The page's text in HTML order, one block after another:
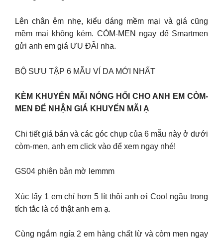
Lên chân êm nhẹ, kiểu dáng mềm mại và giá cũng
mềm mại không kém. CÒM-MEN ngay để Smartmen
gửi anh em giá ƯU ĐÃI nha.
BỘ SƯU TẬP 6 MẪU VÍ DA MỚI NHẤT
KÈM KHUYẾN MÃI NÓNG HỔI CHO ANH EM CÒM-
MEN ĐỂ NHẬN GIÁ KHUYẾN MÃI Ạ
Chi tiết giá bán và các góc chụp của 6 mẫu này ở dưới
còm-men, anh em click vào để xem ngay nhé!
GS04 phiên bản mờ lemmm
Xúc lấy 1 em chỉ hơn 5 lít thôi anh ơi Cool ngầu trong
tích tắc là có thật anh em ạ.
Cùng ngắm ngía 2 em hàng chất lừ và còm men ngay